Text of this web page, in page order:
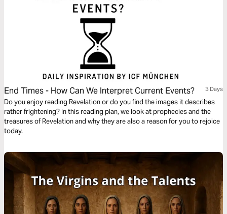
End Times - How Can We Interpret Current Events? 3 Days
Do you enjoy reading Revelation or do you find the images it describes
rather frightening? In this reading plan, we look at prophecies and the
treasures of Revelation and why they are also a reason for you to rejoice
today.